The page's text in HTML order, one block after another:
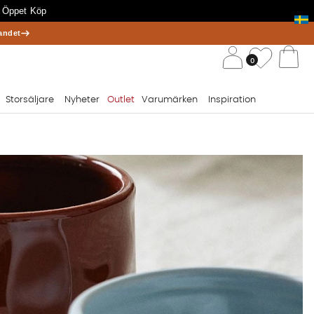
Köp
0
Storsäljare Nyheter Outlet Varumärken Inspiration